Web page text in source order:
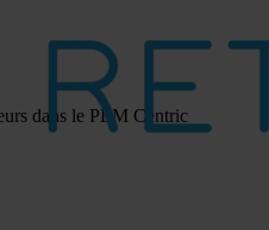
dans le PLM Centric